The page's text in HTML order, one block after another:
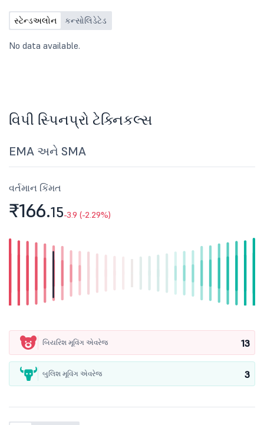
30th June, 2026.
સ્ટેન્ડઅલોન કન્સોલિડેટેડ
No data available.
વિપી સ્પિનપ્રો ટેક્નિકલ્સ
EMA અને SMA
વર્તમાન કિંમત
₹166.15-3.9 (-2.29%)
બિયરિશ મૂવિંગ એવરેજ 13
બુલિશ મૂવિંગ એવરેજ 3